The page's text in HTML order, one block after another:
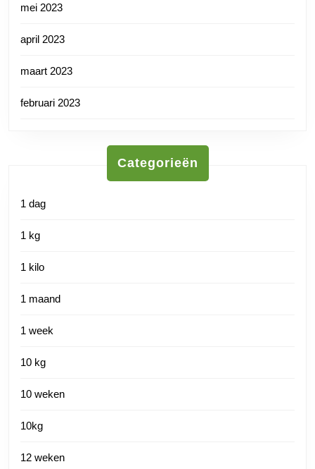
mei 2023
april 2023
maart 2023
februari 2023
Categorieën
1 dag
1 kg
1 kilo
1 maand
1 week
10 kg
10 weken
10kg
12 weken